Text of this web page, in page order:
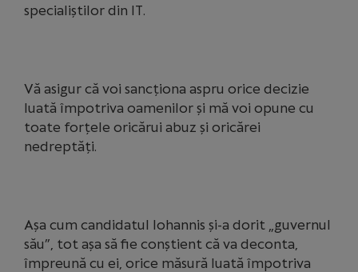
specialiștilor din IT.
Vă asigur că voi sancționa aspru orice decizie
luată împotriva oamenilor și mă voi opune cu
toate forțele oricărui abuz și oricărei
nedreptăți.
Așa cum candidatul Iohannis și-a dorit „guvernul
său”, tot așa să fie conștient că va deconta,
împreună cu ei, orice măsură luată împotriva